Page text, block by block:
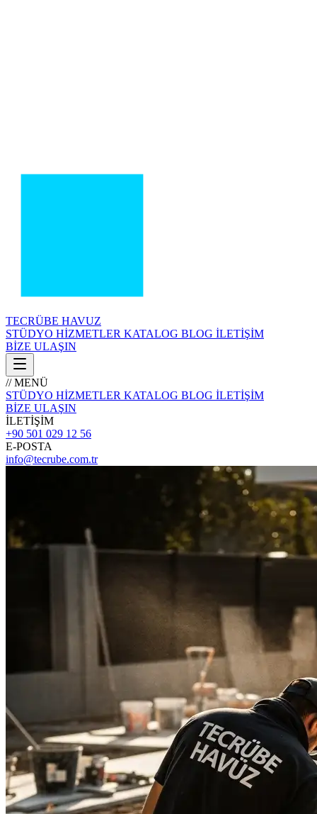
TECRÜBE HAVUZ
STÜDYO HİZMETLER KATALOG BLOG İLETİŞİM
BİZE ULAŞIN
// MENÜ
STÜDYO HİZMETLER KATALOG BLOG İLETİŞİM
BİZE ULAŞIN
İLETİŞİM
+90 501 029 12 56
E-POSTA
info@tecrube.com.tr